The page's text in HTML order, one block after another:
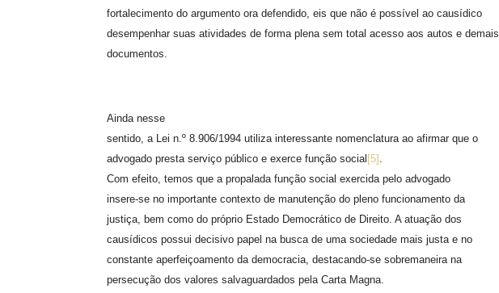
fortalecimento do argumento ora defendido, eis que não é possível ao causídico
desempenhar suas atividades de forma plena sem total acesso aos autos e demais
documentos.
Ainda nesse
sentido, a Lei n.º 8.906/1994 utiliza interessante nomenclatura ao afirmar que o
advogado presta serviço público e exerce função social [5] .
Com efeito, temos que a propalada função social exercida pelo advogado
insere-se no importante contexto de manutenção do pleno funcionamento da
justiça, bem como do próprio Estado Democrático de Direito. A atuação dos
causídicos possui decisivo papel na busca de uma sociedade mais justa e no
constante aperfeiçoamento da democracia, destacando-se sobremaneira na
persecução dos valores salvaguardados pela Carta Magna.